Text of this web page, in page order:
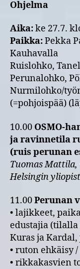
Ohjelma
Aika:ke 27.7.
Paikka:Pekka
Kauhavalla
Ruislohko,
Perunalohko,
Nurmilohko/
(=pohjoispää)
10.00 OSMO-
ja ravinnetila
(ruis perunan
Tuomas
Helsingin
11.00Perunan
• lajikkeet,
edustajia
Kuras ja
• ruton ehkäisy
• rikkakasvien